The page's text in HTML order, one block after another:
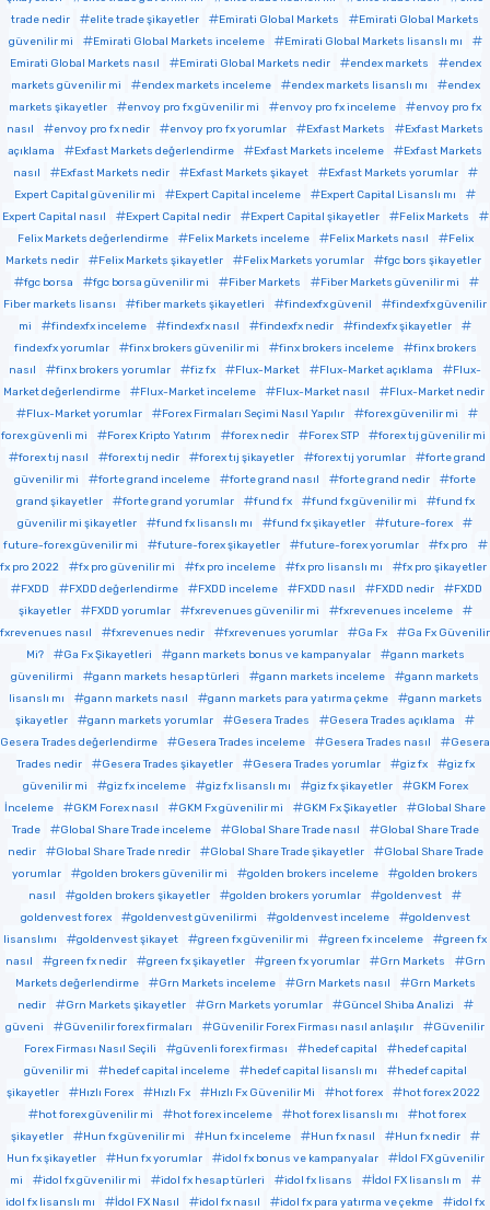
trade nedir
elite trade şikayetler Emirati Global Markets
Emirati Global Markets
güvenilir mi
Emirati Global Markets inceleme
Emirati Global Markets lisanslı mı
Emirati Global Markets nasıl
Emirati Global Markets nedir endex markets
endex
markets güvenilir mi
endex markets inceleme endex markets lisanslı mı
endex
markets şikayetler
envoy pro fx güvenilir mi envoy pro fx inceleme
envoy pro fx
nasıl
envoy pro fx nedir envoy pro fx yorumlar Exfast Markets
Exfast Markets
açıklama
Exfast Markets değerlendirme Exfast Markets inceleme
Exfast Markets
nasıl
Exfast Markets nedir Exfast Markets şikayet
Exfast Markets yorumlar
Expert Capital güvenilir mi
Expert Capital inceleme
Expert Capital Lisanslı mı
Expert Capital nasıl
Expert Capital nedir Expert Capital şikayetler
Felix Markets
Felix Markets değerlendirme
Felix Markets inceleme Felix Markets nasıl
Felix
Markets nedir
Felix Markets şikayetler Felix Markets yorumlar
fgc bors şikayetler
fgc borsa
fgc borsa güvenilir mi Fiber Markets
Fiber Markets güvenilir mi
Fiber markets lisansı
fiber markets şikayetleri findexfx güvenil
findexfx güvenilir
mi
findexfx inceleme findexfx nasıl findexfx nedir
findexfx şikayetler
findexfx yorumlar
finx brokers güvenilir mi finx brokers inceleme
finx brokers
nasıl
finx brokers yorumlar fiz fx Flux-Market Flux-Market açıklama
Flux-
Market değerlendirme
Flux-Market inceleme Flux-Market nasıl
Flux-Market nedir
Flux-Market yorumlar
Forex Firmaları Seçimi Nasıl Yapılır
forex güvenilir mi
forex güvenli mi
Forex Kripto Yatırım forex nedir Forex STP
forex tıj güvenilir mi
forex tıj nasıl
forex tıj nedir forex tıj şikayetler forex tıj yorumlar
forte grand
güvenilir mi
forte grand inceleme forte grand nasıl forte grand nedir
forte
grand şikayetler
forte grand yorumlar fund fx fund fx güvenilir mi
fund fx
güvenilir mi şikayetler
fund fx lisanslı mı fund fx şikayetler
future-forex
future-forex güvenilir mi
future-forex şikayetler future-forex yorumlar
fx pro
fx pro 2022
fx pro güvenilir mi fx pro inceleme fx pro lisanslı mı
fx pro şikayetler
FXDD
FXDD değerlendirme FXDD inceleme FXDD nasıl FXDD nedir
FXDD
şikayetler
FXDD yorumlar fxrevenues güvenilir mi
fxrevenues inceleme
fxrevenues nasıl
fxrevenues nedir fxrevenues yorumlar Ga Fx
Ga Fx Güvenilir
Mi?
Ga Fx Şikayetleri gann markets bonus ve kampanyalar
gann markets
güvenilirmi
gann markets hesap türleri gann markets inceleme
gann markets
lisanslı mı
gann markets nasıl gann markets para yatırma çekme
gann markets
şikayetler
gann markets yorumlar Gesera Trades
Gesera Trades açıklama
Gesera Trades değerlendirme
Gesera Trades inceleme Gesera Trades nasıl
Gesera
Trades nedir
Gesera Trades şikayetler Gesera Trades yorumlar giz fx
giz fx
güvenilir mi
giz fx inceleme giz fx lisanslı mı giz fx şikayetler
GKM Forex
İnceleme
GKM Forex nasıl GKM Fx güvenilir mi GKM Fx Şikayetler
Global Share
Trade
Global Share Trade inceleme Global Share Trade nasıl
Global Share Trade
nedir
Global Share Trade nredir Global Share Trade şikayetler
Global Share Trade
yorumlar
golden brokers güvenilir mi golden brokers inceleme
golden brokers
nasıl
golden brokers şikayetler golden brokers yorumlar
goldenvest
goldenvest forex
goldenvest güvenilirmi goldenvest inceleme
goldenvest
lisanslımı
goldenvest şikayet green fx güvenilir mi green fx inceleme
green fx
nasıl
green fx nedir green fx şikayetler green fx yorumlar Grn Markets
Grn
Markets değerlendirme
Grn Markets inceleme Grn Markets nasıl
Grn Markets
nedir
Grn Markets şikayetler Grn Markets yorumlar
Güncel Shiba Analizi
güveni
Güvenilir forex firmaları Güvenilir Forex Firması nasıl anlaşılır
Güvenilir
Forex Firması Nasıl Seçili
güvenli forex firması hedef capital
hedef capital
güvenilir mi
hedef capital inceleme hedef capital lisanslı mı
hedef capital
şikayetler
Hızlı Forex Hızlı Fx Hızlı Fx Güvenilir Mi hot forex
hot forex 2022
hot forex güvenilir mi
hot forex inceleme hot forex lisanslı mı
hot forex
şikayetler
Hun fx güvenilir mi Hun fx inceleme Hun fx nasıl
Hun fx nedir
Hun fx şikayetler
Hun fx yorumlar idol fx bonus ve kampanyalar
İdol FX güvenilir
mi
idol fx güvenilir mi idol fx hesap türleri idol fx lisans
İdol FX lisanslı m
idol fx lisanslı mı
İdol FX Nasıl idol fx nasıl idol fx para yatırma ve çekme
idol fx